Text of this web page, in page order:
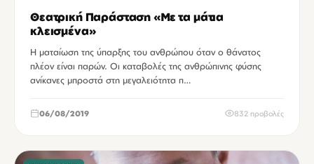
Θεατρική Παράσταση «Με τα μάτια
κλεισμένα»
Η ματαίωση της ύπαρξης του ανθρώπου όταν ο θάνατος
πλέον είναι παρών. Οι καταβολές της ανθρώπινης φύσης
ανίκανες μπροστά στη μεγαλειότητα π…
06/08/2019 832 προβολές